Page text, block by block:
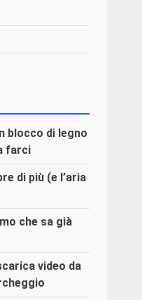
blocco di legno
farci
di più (e l’aria
che sa già
video da